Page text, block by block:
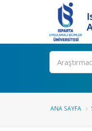
Ara
ANA SAYFA